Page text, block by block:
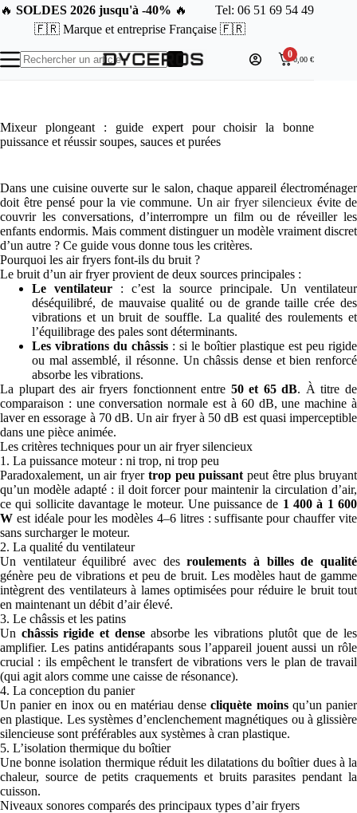
Passer
contenu
🔥 SOLDES 2026 jusqu'à -40% 🔥
Tel: 06 51 69 54 49
🇫🇷 Marque et entreprise Française 🇫🇷
00,00€
Mixeur plongeant : guide expert pour choisir la bonne
puissance et réussir soupes, sauces et purées
Dans une cuisine ouverte sur le salon, chaque appareil électroménager
doit être pensé pour la vie commune. Un air fryer silencieux évite de
couvrir les conversations, d’interrompre un film ou de réveiller les
enfants endormis. Mais comment distinguer un modèle vraiment discret
d’un autre ? Ce guide vous donne tous les critères.
Pourquoi les air fryers font-ils du bruit ?
Le bruit d’un air fryer provient de deux sources principales :
Le ventilateur : c’est la source principale. Un ventilateur
déséquilibré, de mauvaise qualité ou de grande taille crée des
vibrations et un bruit de souffle. La qualité des roulements et
l’équilibrage des pales sont déterminants.
Les vibrations du châssis : si le boîtier plastique est peu rigide
ou mal assemblé, il résonne. Un châssis dense et bien renforcé
absorbe les vibrations.
La plupart des air fryers fonctionnent entre 50 et 65 dB. À titre de
comparaison : une conversation normale est à 60 dB, une machine à
laver en essorage à 70 dB. Un air fryer à 50 dB est quasi imperceptible
dans une pièce animée.
Les critères techniques pour un air fryer silencieux
1. La puissance moteur : ni trop, ni trop peu
Paradoxalement, un air fryer trop peu puissant peut être plus bruyant
qu’un modèle adapté : il doit forcer pour maintenir la circulation d’air,
ce qui sollicite davantage le moteur. Une puissance de 1 400 à 1 600
W est idéale pour les modèles 4–6 litres : suffisante pour chauffer vite
sans surcharger le moteur.
2. La qualité du ventilateur
Un ventilateur équilibré avec desroulements à billes de qualité
génère peu de vibrations et peu de bruit. Les modèles haut de gamme
intègrent des ventilateurs à lames optimisées pour réduire le bruit tout
en maintenant un débit d’air élevé.
3. Le châssis et les patins
Un châssis rigide et denseabsorbe les vibrations plutôt que de les
amplifier. Les patins antidérapants sous l’appareil jouent aussi un rôle
crucial : ils empêchent le transfert de vibrations vers le plan de travail
(qui agit alors comme une caisse de résonance).
4. La conception du panier
Un panier en inox ou en matériau densecliquète moinsqu’un panier
en plastique. Les systèmes d’enclenchement magnétiques ou à glissière
silencieuse sont préférables aux systèmes à cran plastique.
5. L’isolation thermique du boîtier
Une bonne isolation thermique réduit les dilatations du boîtier dues à la
chaleur, source de petits craquements et bruits parasites pendant la
cuisson.
Niveaux sonores comparés des principaux types d’air fryers